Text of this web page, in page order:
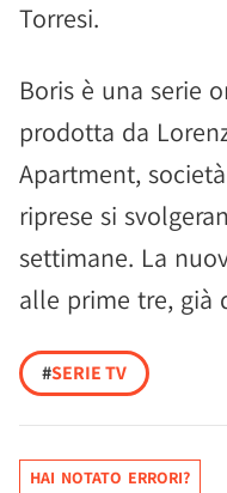
Torresi.
Boris è una serie
prodotta da
Apartment,
riprese si
settimane. La
alle prime tre, già
#SERIE TV
HAI NOTATO ERRORI?